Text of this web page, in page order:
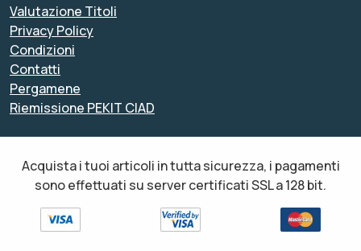
Valutazione Titoli
Privacy Policy
Condizioni
Contatti
Pergamene
Riemissione PEKIT CIAD
Acquista i tuoi articoli in tutta sicurezza, i pagamenti
sono effettuati su server certificati SSL a 128 bit.